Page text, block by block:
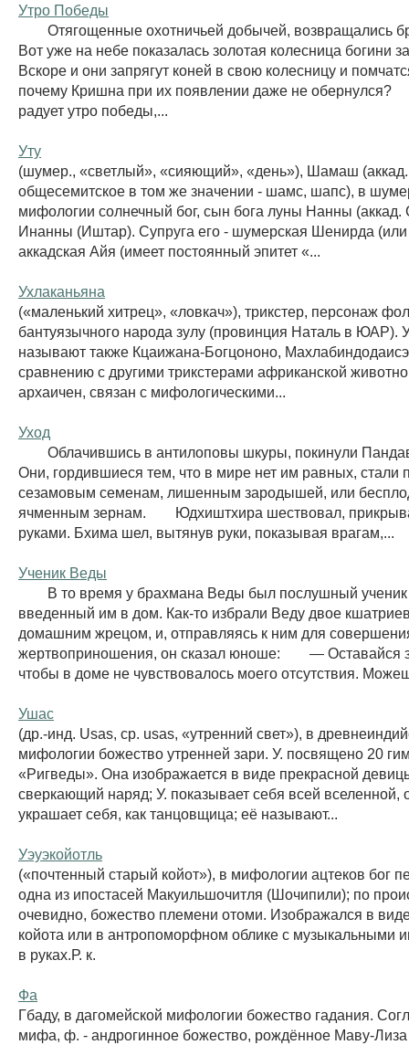
Утро Победы
Отягощенные охотничьей добычей, возвращались
Вот уже на небе показалась золотая колесница богини
Вскоре и они запрягут коней в свою колесницу и
почему Кришна при их появлении даже не
радует утро победы,...
Уту
(шумер., «светлый», «сияющий», «день»), Шамаш
общесемитское в том же значении - шамс, шапс), в
мифологии солнечный бог, сын бога луны Нанны (аккад.
Инанны (Иштар). Супруга его - шумерская Шенирда (или
аккадская Айя (имеет постоянный эпитет «...
Ухлаканьяна
(«маленький хитрец», «ловкач»), трикстер, персонаж
бантуязычного народа зулу (провинция Наталь в ЮАР).
называют также Кцаижана-Богцононо,
сравнению с другими трикстерами африканской
архаичен, связан с мифологическими...
Уход
Облачившись в антилоповы шкуры, покинули
Они, гордившиеся тем, что в мире нет им равных, стали
сезамовым семенам, лишенным зародышей, или
ячменным зернам. Юдхиштхира шествовал,
руками. Бхима шел, вытянув руки, показывая врагам,...
Ученик Веды
В то время у брахмана Веды был послушный ученик
введенный им в дом. Как-то избрали Веду двое
домашним жрецом, и, отправляясь к ним для
жертвоприношения, он сказал юноше: — Оставайся
чтобы в доме не чувствовалось моего отсутствия.
Ушас
(др.-инд. Usas, ср. usas, «утренний свет»), в
мифологии божество утренней зари. У. посвящено 20
«Ригведы». Она изображается в виде прекрасной
сверкающий наряд; У. показывает себя всей вселенной,
украшает себя, как танцовщица; её называют...
Уэуэкойотль
(«почтенный старый койот»), в мифологии ацтеков бог
одна из ипостасей Макуильшочитля (Шочипили); по
очевидно, божество племени отоми. Изображался в
койота или в антропоморфном облике с музыкальными
в руках.Р. к.
Фа
Гбаду, в дагомейской мифологии божество гадания.
мифа, ф. - андрогинное божество, рождённое Маву-